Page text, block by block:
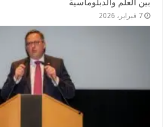
بين العلم والدبلوماسية
7 فبراير، 2026